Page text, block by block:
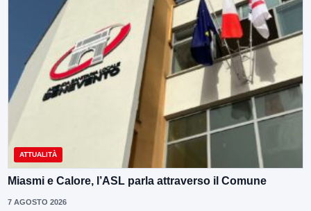
ATTUALITÀ
Miasmi e Calore, l’ASL parla attraverso il Comune
7 AGOSTO 2026